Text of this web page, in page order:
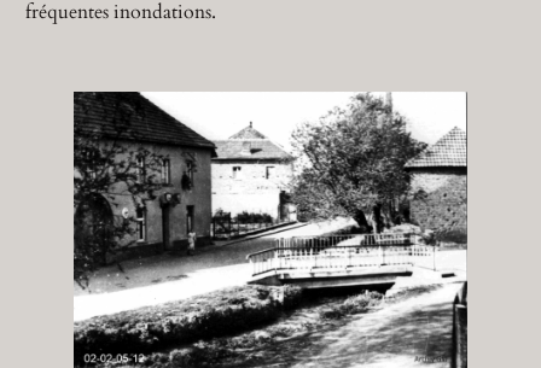
fréquentes inondations.